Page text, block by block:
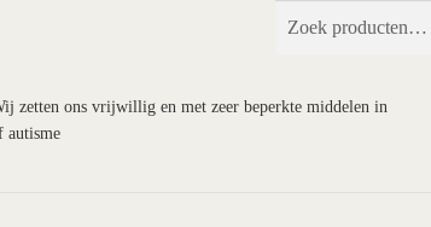
zetten ons vrijwillig en met zeer beperkte middelen in
autisme